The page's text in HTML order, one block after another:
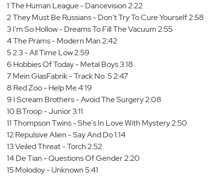
1 The Human League - Dancevision 2:22
2 They Must Be Russians - Don't Try To Cure Yourself 2:58
3 I'm So Hollow - Dreams To Fill The Vacuum 2:55
4 The Prams - Modern Man 2:42
5 2.3 - All Time Low 2:59
6 Hobbies Of Today - Metal Boys 3:18
7 Mein GlasFabrik - Track No. 5 2:47
8 Red Zoo - Help Me 4:19
9 I Scream Brothers - Avoid The Surgery 2:08
10 B.Troop - Junior 3:11
11 Thompson Twins - She's In Love With Mystery 2:50
12 Repulsive Alien - Say And Do 1:14
13 Veiled Threat - Torch 2:52
14 De Tian - Questions Of Gender 2:20
15 Molodoy - Unknown 5:41